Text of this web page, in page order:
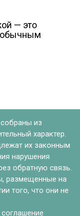
— это
обычным
из
характер.
их законным
нарушения
обратную связь.
размещенные на
того, что они не